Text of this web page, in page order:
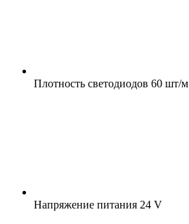
Плотность светодиодов 60 шт/м
Напряжение питания 24 V